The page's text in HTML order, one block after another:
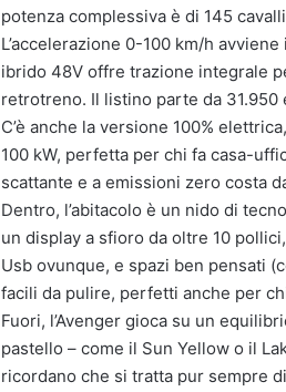
potenza complessiva è di 145
L’accelerazione 0-100 km/h
ibrido 48V offre trazione integrale
retrotreno. Il listino parte da 31.950
C’è anche la versione 100%
100 kW, perfetta per chi fa casa-
scattante e a emissioni zero costa
Dentro, l’abitacolo è un nido di
un display a sfioro da oltre 10
Usb ovunque, e spazi ben pensati
facili da pulire, perfetti anche per
Fuori, l’Avenger gioca su un
pastello – come il Sun Yellow o il
ricordano che si tratta pur sempre